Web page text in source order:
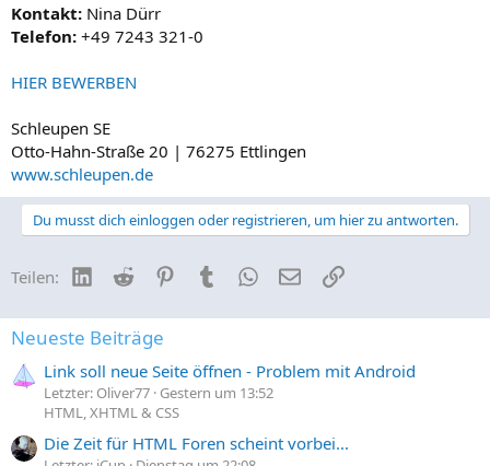
Kontakt: Nina Dürr
Telefon: +49 7243 321-0
HIER BEWERBEN
Schleupen SE
Otto-Hahn-Straße 20 | 76275 Ettlingen
www.schleupen.de
Du musst dich einloggen oder registrieren, um hier zu antworten.
Teilen: LinkedIn
Reddit PinterestTumblrWhatsApp
E-MailLink
Neueste Beiträge
Link soll neue Seite öffnen - Problem mit Android
Letzter: Oliver77 Gestern um 13:52
HTML, XHTML & CSS
Die Zeit für HTML Foren scheint vorbei...